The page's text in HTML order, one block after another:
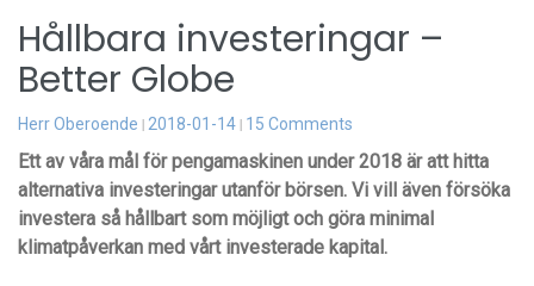
Hållbara investeringar –
Better Globe
Herr Oberoende 2018-01-14 15 Comments
Ett av våra mål för pengamaskinen under 2018 är att hitta
alternativa investeringar utanför börsen. Vi vill även försöka
investera så hållbart som möjligt och göra minimal
klimatpåverkan med vårt investerade kapital.